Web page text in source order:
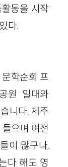
동을 시작
다.
학순회 프
원 일대와
니다. 제주
으며 여전
이 많구나,
다 해도 영